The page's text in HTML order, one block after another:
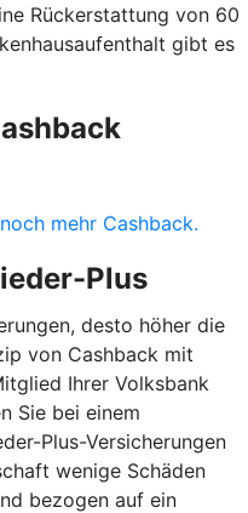
Rückerstattung von 60
gibt es
mehr Cashback.
Plus
desto höher die
von Cashback mit
Ihrer Volksbank
Sie bei einem
Plus-Versicherungen
wenige Schäden
bezogen auf ein